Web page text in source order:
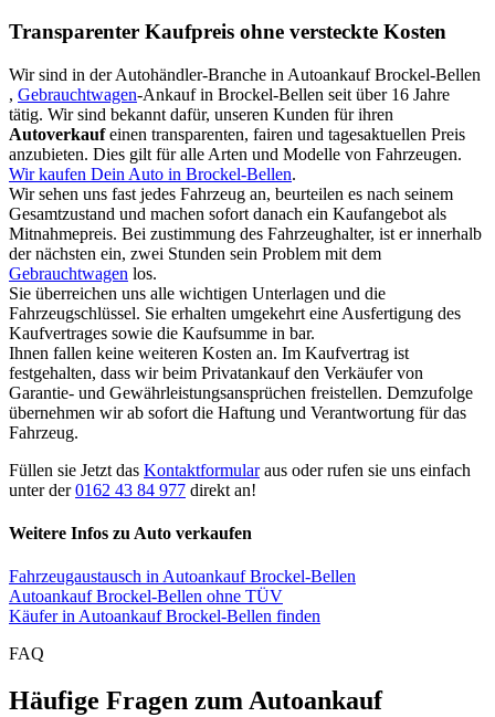
Transparenter Kaufpreis ohne versteckte Kosten
Wir sind in der Autohändler-Branche in Autoankauf Brockel-Bellen
, Gebrauchtwagen-Ankauf in Brockel-Bellen seit über 16 Jahre
tätig. Wir sind bekannt dafür, unseren Kunden für ihren
Autoverkaufeinen transparenten, fairen und tagesaktuellen Preis
anzubieten. Dies gilt für alle Arten und Modelle von Fahrzeugen.
Wir kaufen Dein Auto in Brockel-Bellen.
Wir sehen uns fast jedes Fahrzeug an, beurteilen es nach seinem
Gesamtzustand und machen sofort danach ein Kaufangebot als
Mitnahmepreis. Bei zustimmung des Fahrzeughalter, ist er innerhalb
der nächsten ein, zwei Stunden sein Problem mit dem
Gebrauchtwagen los.
Sie überreichen uns alle wichtigen Unterlagen und die
Fahrzeugschlüssel. Sie erhalten umgekehrt eine Ausfertigung des
Kaufvertrages sowie die Kaufsumme in bar.
Ihnen fallen keine weiteren Kosten an. Im Kaufvertrag ist
festgehalten, dass wir beim Privatankauf den Verkäufer von
Garantie- und Gewährleistungsansprüchen freistellen. Demzufolge
übernehmen wir ab sofort die Haftung und Verantwortung für das
Fahrzeug.
Füllen sie Jetzt das Kontaktformularaus oder rufen sie uns einfach
unter der0162 43 84 977 direkt an!
Weitere Infos zu Auto verkaufen
Fahrzeugaustausch in Autoankauf Brockel-Bellen
Autoankauf Brockel-Bellen ohne TÜV
Käufer in Autoankauf Brockel-Bellen finden
FAQ
Häufige Fragen zum Autoankauf